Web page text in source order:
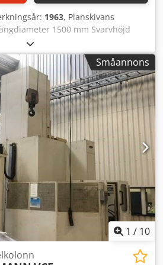
1963, Planskivans
1500 mm Svarvhöjd
800 mm Sidslid -
550 mm Cjdpfx Agsyqvuwj Ejrf
Renoverad 1996 Maskinen är
Positip Nytt manöverpanel De
uppgivna av tillverkare eller
för oss. Mellanförsäljning
affärs- och försäljningsvillkor
egna maskiner i lager mer än
70 ton över 10.000 artiklar
Vill du sälja maskiner,
din verksamhet, kontakta oss
hittar du på vår hemsida.
överenskommelse. Vi ser fram
Hirsch Team
Småannons
1 / 10